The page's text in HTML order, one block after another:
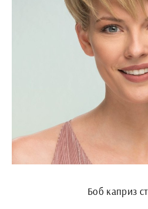
Боб каприз